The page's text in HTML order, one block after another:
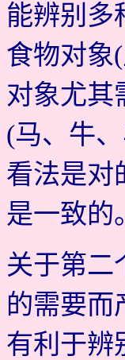
能辨别多
食物对象
对象尤其
(马、牛
看法是对
是一致的
关于第二
的需要而
有利于辨